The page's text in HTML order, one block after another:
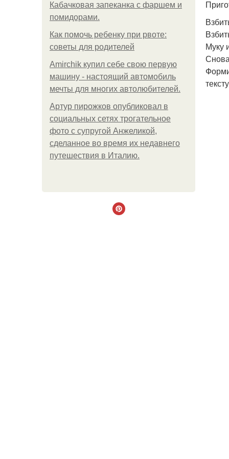
Кабачковая запеканка с фаршем и
помидорами.
Как помочь ребенку при рвоте:
советы для родителей
Amirchik купил себе свою первую
машину - настоящий автомобиль
мечты для многих автолюбителей.
Артур пирожков опубликовал в
социальных сетях трогательное
фото с супругой Анжеликой,
сделанное во время их недавнего
путешествия в Италию.
Муку